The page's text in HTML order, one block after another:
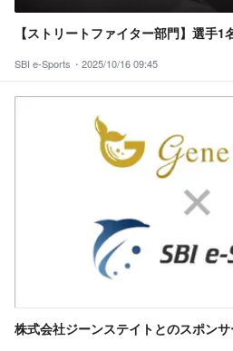
【ストリートファイター部門】選手
SBI e-Sports・ 2025/10/16 09:45
株式会社ジーンステイトとのスポン